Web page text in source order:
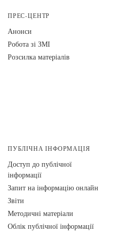
ПРЕС-ЦЕНТР
Анонси
Робота зі ЗМІ
Розсилка матеріалів
ПУБЛІЧНА ІНФОРМАЦІЯ
Доступ до публічної
інформації
Запит на інформацію онлайн
Звіти
Методичні матеріали
Облік публічної інформації